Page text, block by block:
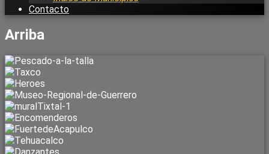
Contacto
Arriba